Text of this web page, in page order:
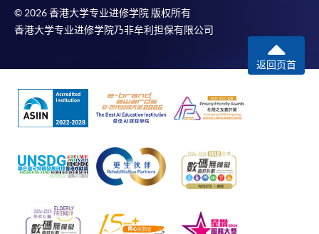
© 2026 香港大学专业进修学院 版权所有
香港大学专业进修学院乃非牟利担保有限公司
返回页首